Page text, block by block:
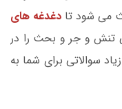
می شود تا دغدغه های
تنش و جر و بحث را در
سوالاتی برای شما به